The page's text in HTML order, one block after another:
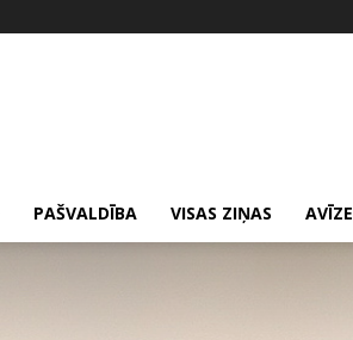
PAŠVALDĪBA VISAS ZIŅAS AVĪZE